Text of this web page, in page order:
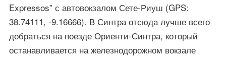
Expressos” с автовокзалом Сете-Риуш (GPS:
38.74111, -9.16666). В Синтра отсюда лучше всего
добраться на поезде Ориенти-Синтра, который
останавливается на железнодорожном вокзале